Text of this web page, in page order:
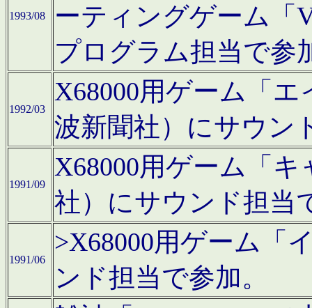
1993/08
ーティングゲーム「
プログラム担当で参
1992/03
X68000用ゲーム「
波新聞社）にサウン
1991/09
X68000用ゲーム「
社）にサウンド担当
1991/06
>X68000用ゲーム「
ンド担当で参加。